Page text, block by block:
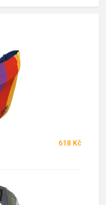
618 Kč